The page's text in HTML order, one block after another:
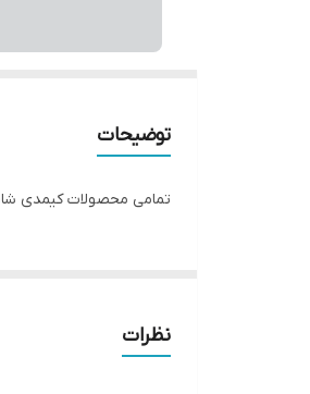
توضیحات
تمامی محصولات کیمدی
نظرات